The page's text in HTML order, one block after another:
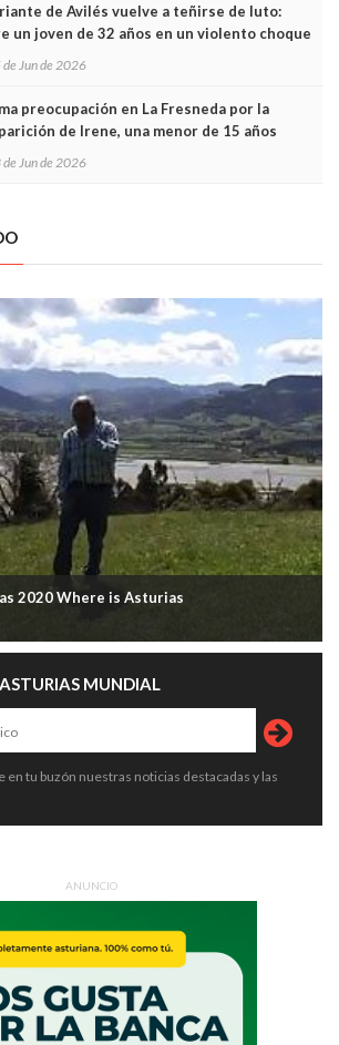
de Avilés vuelve a teñirse de luto:
un joven de 32 años en un violento choque
Jun de 2026
preocupación en La Fresneda por la
de Irene, una menor de 15 años
Jun de 2026
2020 Where is Asturias
MUNDIAL
en tu buzón nuestras noticias destacadas y las
ANUNCIO